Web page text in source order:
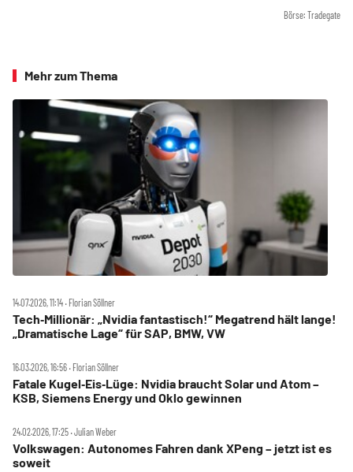
Börse: Tradegate
Mehr zum Thema
14.07.2026, 11:14 ‧ Florian Söllner
Tech‑Millionär: „Nvidia fantastisch!“ Megatrend hält lange!
„Dramatische Lage“ für SAP, BMW, VW
16.03.2026, 16:56 ‧ Florian Söllner
Fatale Kugel‑Eis‑Lüge: Nvidia braucht Solar und Atom –
KSB, Siemens Energy und Oklo gewinnen
24.02.2026, 17:25 ‧ Julian Weber
Volkswagen: Autonomes Fahren dank XPeng – jetzt ist es
soweit